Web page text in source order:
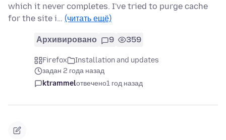
which it never completes. I've tried to purge cache
for the site i… (читать ещё)
Архивировано 9 359
Firefox
Installation and updates
задан 2 года назад
ktrammelотвечено1 год назад